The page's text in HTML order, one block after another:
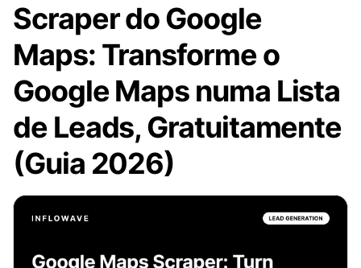
Scraper do Google
Maps: Transforme o
Google Maps numa Lista
de Leads, Gratuitamente
(Guia 2026)